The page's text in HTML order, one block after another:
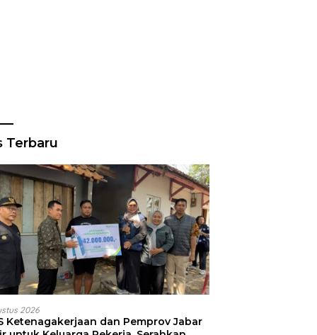
Terbaru
2026
Ketenagakerjaan dan Pemprov Jabar